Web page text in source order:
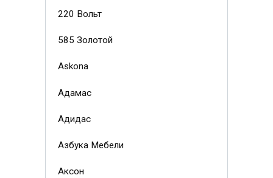
220 Вольт
585 Золотой
Askona
Адамас
Адидас
Азбука Мебели
Аксон